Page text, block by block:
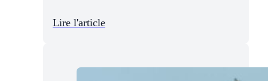
Lire l'article